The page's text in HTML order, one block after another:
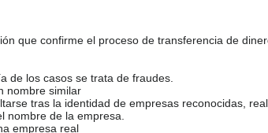
que confirme el proceso de transferencia de
de los casos se trata de fraudes.
nombre similar
tras la identidad de empresas reconocidas,
nombre de la empresa.
empresa real